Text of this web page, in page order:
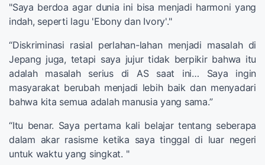
"Saya berdoa agar dunia ini bisa menjadi harmoni yang
indah, seperti lagu 'Ebony dan Ivory'."
“Diskriminasi rasial perlahan-lahan menjadi masalah di
Jepang juga, tetapi saya jujur ​​tidak berpikir bahwa itu
adalah masalah serius di AS saat ini… Saya ingin
masyarakat berubah menjadi lebih baik dan menyadari
bahwa kita semua adalah manusia yang sama.”
“Itu benar. Saya pertama kali belajar tentang seberapa
dalam akar rasisme ketika saya tinggal di luar negeri
untuk waktu yang singkat. "